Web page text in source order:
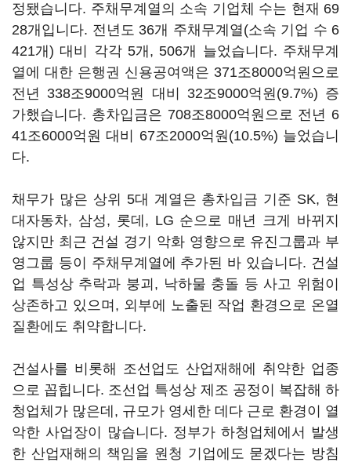
정됐습니다. 주채무계열의 소속 기업체 수는 현재 69
28개입니다. 전년도 36개 주채무계열(소속 기업 수 6
421개) 대비 각각 5개, 506개 늘었습니다. 주채무계
열에 대한 은행권 신용공여액은 371조8000억원으로
전년 338조9000억원 대비 32조9000억원(9.7%) 증
가했습니다. 총차입금은 708조8000억원으로 전년 6
41조6000억원 대비 67조2000억원(10.5%) 늘었습니
다.
채무가 많은 상위 5대 계열은 총차입금 기준 SK, 현
대자동차, 삼성, 롯데, LG 순으로 매년 크게 바뀌지
않지만 최근 건설 경기 악화 영향으로 유진그룹과 부
영그룹 등이 주채무계열에 추가된 바 있습니다. 건설
업 특성상 추락과 붕괴, 낙하물 충돌 등 사고 위험이
상존하고 있으며, 외부에 노출된 작업 환경으로 온열
질환에도 취약합니다.
건설사를 비롯해 조선업도 산업재해에 취약한 업종
으로 꼽힙니다. 조선업 특성상 제조 공정이 복잡해 하
청업체가 많은데, 규모가 영세한 데다 근로 환경이 열
악한 사업장이 많습니다. 정부가 하청업체에서 발생
한 산업재해의 책임을 원청 기업에도 묻겠다는 방침